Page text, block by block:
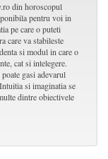
din horoscopul
pentru voi in
pe care o puteti
care va stabileste
si modul in care o
cat si intelegere.
gasi adevarul
si imaginatia se
dintre obiectivele